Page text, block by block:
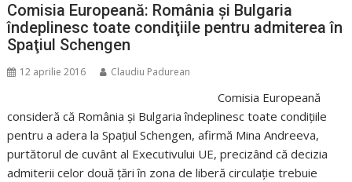
Comisia Europeană: România şi Bulgaria
îndeplinesc toate condiţiile pentru admiterea în
Spaţiul Schengen
12 aprilie 2016 Claudiu Padurean
Comisia Europeană
consideră că România şi Bulgaria îndeplinesc toate condiţiile
pentru a adera la Spaţiul Schengen, afirmă Mina Andreeva,
purtătorul de cuvânt al Executivului UE, precizând că decizia
admiterii celor două ţări în zona de liberă circulaţie trebuie